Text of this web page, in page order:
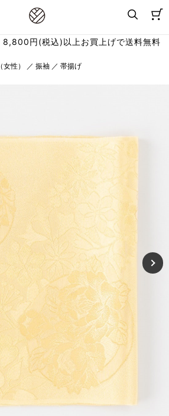
8,800円(税込)以上お買上げで送料無料
性） ／ 振袖 ／ 帯揚げ